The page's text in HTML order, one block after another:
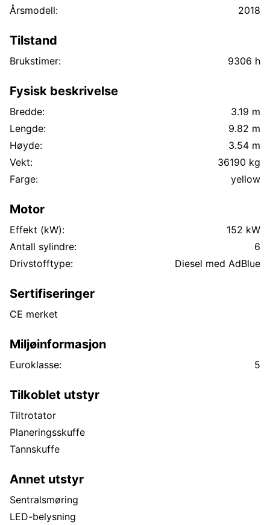
Årsmodell:
2018
Tilstand
Brukstimer: 9306 h
Fysisk beskrivelse
Bredde:
3.19 m
Lengde:
9.82 m
Høyde:
3.54 m
Vekt:
36190 kg
Farge:
yellow
Motor
Effekt (kW):
152 kW
Antall sylindre:
6
Drivstofftype:
Diesel med AdBlue
Sertifiseringer
CE merket
Miljøinformasjon
Euroklasse: 5
Tilkoblet utstyr
Tiltrotator
Planeringsskuffe
Tannskuffe
Annet utstyr
Sentralsmøring
LED-belysning